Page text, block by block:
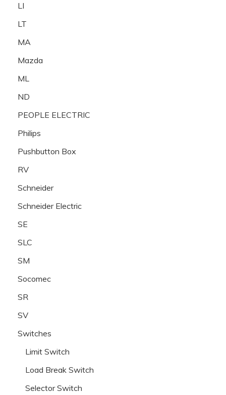
LI
LT
MA
Mazda
ML
ND
PEOPLE ELECTRIC
Philips
Pushbutton Box
RV
Schneider
Schneider Electric
SE
SLC
SM
Socomec
SR
SV
Switches
Limit Switch
Load Break Switch
Selector Switch